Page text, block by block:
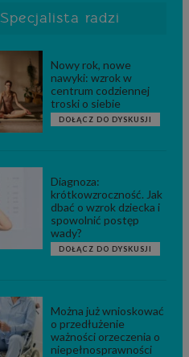
Specjalista radzi
Nowy rok, nowe
nawyki: wzrok w
centrum codziennej
troski o siebie
DOŁĄCZ DO DYSKUSJI
Diagnoza:
krótkowzroczność. Jak
dbać o wzrok dziecka i
spowolnić postęp
wady?
DOŁĄCZ DO DYSKUSJI
Można już wnioskować
o przedłużenie
ważności orzeczenia o
niepełnosprawności